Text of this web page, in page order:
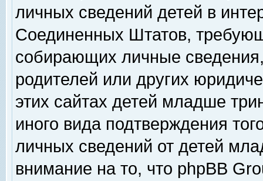
личных сведений детей в
Соединенных Штатов,
собирающих личные
родителей или других
этих сайтах детей младше
иного вида подтверждения
личных сведений от детей
внимание на то, что phpBB